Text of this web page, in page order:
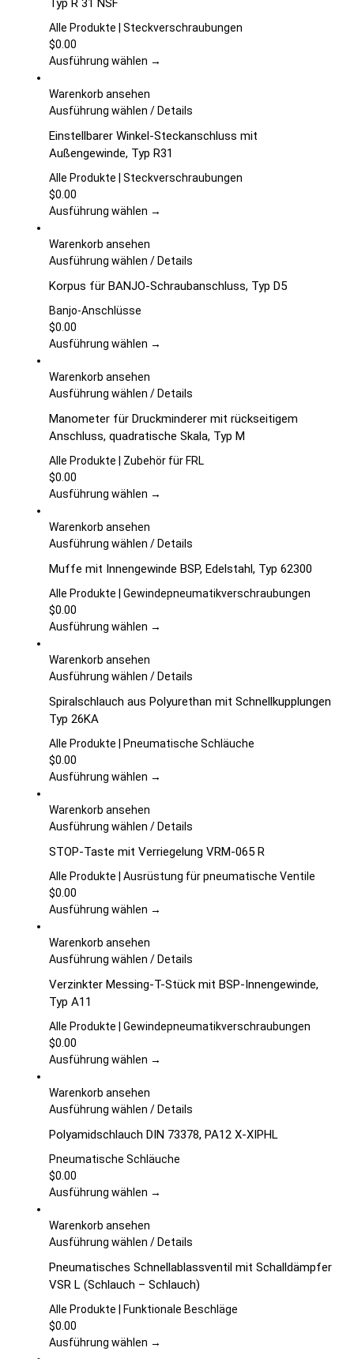
werden
Varianten
Die
auf
Produktseite
gewählt
werden
Alle Produkte | Steckverschraubungen
$0.00
Ausführung wählen →
Warenkorb ansehen
Ausführung wählen Dieses
weist
mehrere
Varianten
Die
auf
Produktseite
/Details
Einstellbarer Winkel-Steckanschluss mit
Außengewinde, Typ R31
Alle Produkte | Steckverschraubungen
$0.00
Ausführung wählen →
Warenkorb ansehen
Ausführung wählen Dieses
weist
auf.
können
der
Produktseite
gewählt
/Details
Korpus für BANJO-Schraubanschluss, Typ D5
Banjo-Anschlüsse
$0.00
Ausführung wählen →
Warenkorb ansehen
Ausführung wählen Dieses
weist
mehrere
Varianten
Die
auf
Produktseite
gewählt
/Details
Manometer für Druckminderer mit rückseitigem
Anschluss, quadratische Skala, Typ M
Alle Produkte | Zubehör für FRL
$0.00
Ausführung wählen →
Warenkorb ansehen
Ausführung wählen Dieses
weist
mehrere
auf.
können
der
gewählt
/Details
Muffe mit Innengewinde BSP, Edelstahl, Typ 62300
Alle Produkte | Gewindepneumatikverschraubungen
$0.00
Ausführung wählen →
Warenkorb ansehen
Ausführung wählen Dieses
weist
Varianten
Die
auf
Produktseite
gewählt
/Details
Spiralschlauch aus Polyurethan mit Schnellkupplungen
Typ 26KA
Alle Produkte | Pneumatische Schläuche
$0.00
Ausführung wählen →
Warenkorb ansehen
Ausführung wählen Dieses
weist
mehrere
auf.
können
der
gewählt
/Details
STOP-Taste mit Verriegelung VRM-065 R
Alle Produkte | Ausrüstung für pneumatische Ventile
$0.00
Ausführung wählen →
Warenkorb ansehen
Ausführung wählen Dieses
weist
Varianten
Die
auf
Produktseite
gewählt
/Details
Verzinkter Messing-T-Stück mit BSP-Innengewinde,
Typ A11
Alle Produkte | Gewindepneumatikverschraubungen
$0.00
Ausführung wählen →
Warenkorb ansehen
Ausführung wählen Dieses
weist
mehrere
auf.
können
der
Produktseite
gewählt
/Details
Polyamidschlauch DIN 73378, PA12 X-XIPHL
Pneumatische Schläuche
$0.00
Ausführung wählen →
Warenkorb ansehen
Ausführung wählen Dieses
weist
mehrere
Varianten
Die
/Details
Pneumatisches Schnellablassventil mit Schalldämpfer
VSR L (Schlauch – Schlauch)
Alle Produkte | Funktionale Beschläge
$0.00
Ausführung wählen →